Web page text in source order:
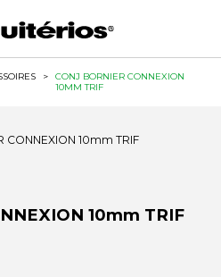
>
CONJ BORNIER CONNEXION
10MM TRIF
10mm TRIF